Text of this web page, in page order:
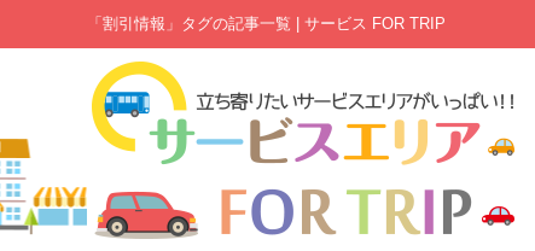
「割引情報」タグの記事一覧 | サービス FOR TRIP